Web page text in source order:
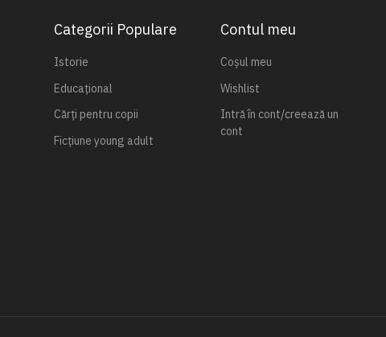
Categorii Populare
Istorie
Educațional
Cărți pentru copii
Ficțiune young adult
Contul meu
Coșul meu
Wishlist
Intră în cont/creează un
cont